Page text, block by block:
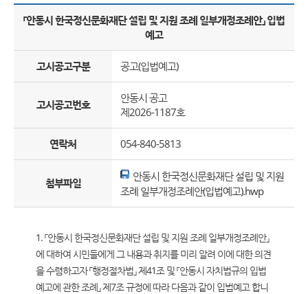
「안동시 한국정신문화재단 설립 및 지원 조례 일부개정조례안」 입법
예고
고시공고구분 공고(입법예고)
고시공고번호
안동시 공고
제2026-1187호
연락처 054-840-5813
첨부파일
안동시 한국정신문화재단 설립 및 지원
조례 일부개정조례안(입법예고).hwp
1. 「안동시 한국정신문화재단 설립 및 지원 조례 일부개정조례안」
에 대하여 시민들에게 그 내용과 취지를 미리 알려 이에 대한 의견
을 수렴하고자 「행정절차법」 제41조 및 「안동시 자치법규의 입법
예고에 관한 조례」 제7조 규정에 따라 다음과 같이 입법예고 합니